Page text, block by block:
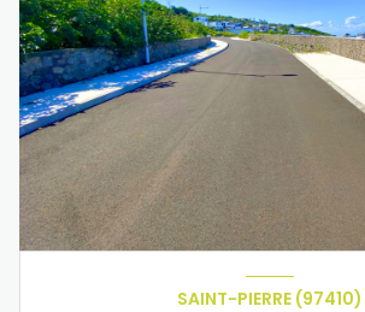
SAINT-PIERRE (97410)